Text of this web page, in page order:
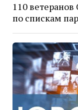
110
по спискам